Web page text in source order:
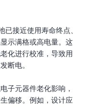
已接近使用寿命终点、
示满格或高电量。这
化进行校准，导致用
断电。
子元器件老化影响，
偏移。例如，设计应